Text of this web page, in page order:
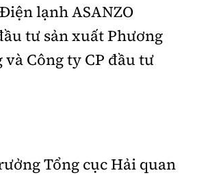
lạnh ASANZO
tư sản xuất Phương
và Công ty CP đầu tư
Tổng cục Hải quan